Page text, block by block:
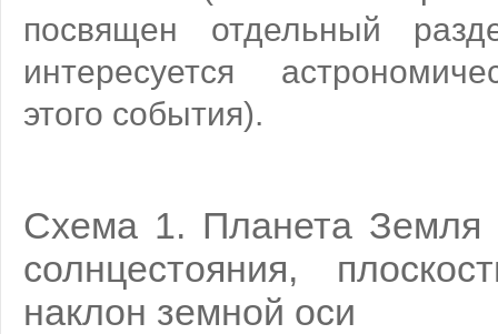
посвящен отдельный
интересуется
этого события).
Схема 1. Планета Земля
солнцестояния,
наклон земной оси